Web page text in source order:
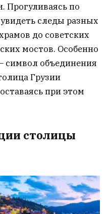
Прогуливаясь по
следы разных
до советских
мостов. Особенно
символ объединения
Грузии
при этом
столицы